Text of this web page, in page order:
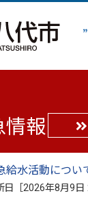
報
給水活動につい
日［2026年8月9日
障がい
年6月19日 印